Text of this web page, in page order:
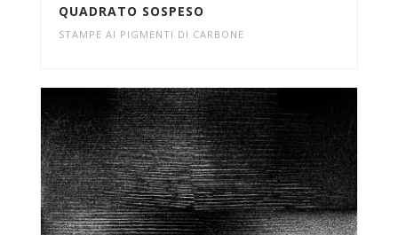
QUADRATO SOSPESO
STAMPE AI PIGMENTI DI CARBONE